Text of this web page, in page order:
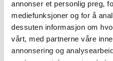
annonser et personlig preg,
mediefunksjoner og for å
dessuten informasjon om
vårt, med partnerne våre
annonsering og
Støttes ikke av:
Venstre